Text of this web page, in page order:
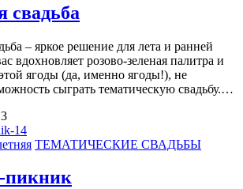
свадьба
– яркое решение для лета и ранней
вдохновляет розово-зеленая палитра и
ягоды (да, именно ягоды!), не
сыграть тематическую свадьбу.…
ТЕМАТИЧЕСКИЕ СВАДЬБЫ
пикник